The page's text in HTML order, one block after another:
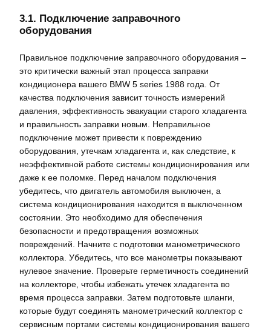
3.1. Подключение заправочного
оборудования
Правильное подключение заправочного оборудования –
это критически важный этап процесса заправки
кондиционера вашего BMW 5 series 1988 года. От
качества подключения зависит точность измерений
давления, эффективность эвакуации старого хладагента
и правильность заправки новым. Неправильное
подключение может привести к повреждению
оборудования, утечкам хладагента и, как следствие, к
неэффективной работе системы кондиционирования или
даже к ее поломке. Перед началом подключения
убедитесь, что двигатель автомобиля выключен, а
система кондиционирования находится в выключенном
состоянии. Это необходимо для обеспечения
безопасности и предотвращения возможных
повреждений. Начните с подготовки манометрического
коллектора. Убедитесь, что все манометры показывают
нулевое значение. Проверьте герметичность соединений
на коллекторе, чтобы избежать утечек хладагента во
время процесса заправки. Затем подготовьте шланги,
которые будут соединять манометрический коллектор с
сервисным портами системы кондиционирования вашего